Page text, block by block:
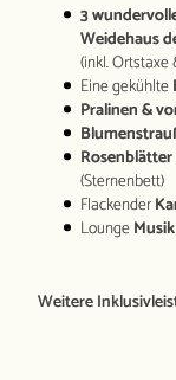
3
Weidehaus
(inkl.
Eine gekühlte
Pralinen &
Rosenblätter
(Sternenbett)
Flackender
LoungeMusik
Weitere